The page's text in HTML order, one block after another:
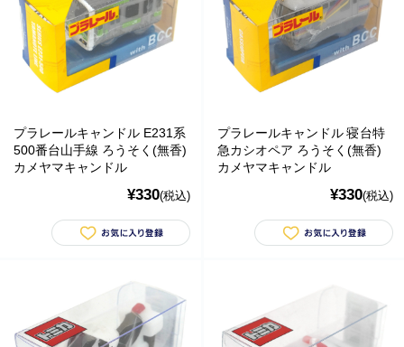
プラレールキャンドル E231系
500番台山手線 ろうそく(無香)
カメヤマキャンドル
¥330(税込)
プラレールキャンドル 寝台特
急カシオペア ろうそく(無香)
カメヤマキャンドル
¥330(税込)
￥5,000 ～￥9,999
￥10,000～
個人情報の取り扱いについて 特定商取引法に関する表示
マーコグリーンパワー株式会社
Marco Green Power アメリカ工場